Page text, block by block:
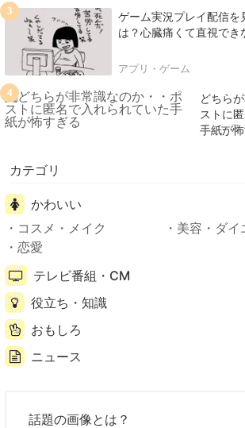
ゲーム実況プレイ配信を
は？心臓痛くて直視でき
アプリ・ゲーム
3
どちら
ストに
手紙が
ニュース
4
カテゴリ
かわいい
コスメ・メイク
美容・ダイ
恋愛
テレビ番組・CM
役立ち・知識
おもしろ
ニュース
話題の画像とは？